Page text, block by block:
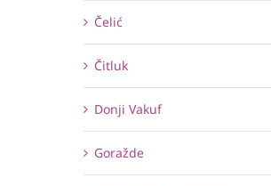
Čelić
Čitluk
Donji Vakuf
Goražde